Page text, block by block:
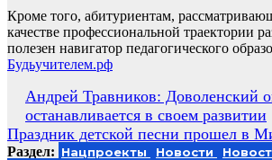
Кроме того, абитуриентам,
качестве профессиональной траектории
полезен навигатор педагогического
Будьучителем.рф
Навигация
по
записям
Андрей Травников: Доволенский
останавливается в своем развитии
Праздник детской песни прошел в
Раздел: Нацпроекты Новости